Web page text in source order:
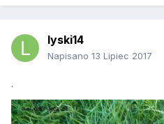
lyski14
Napisano 13 Lipiec 2017
.